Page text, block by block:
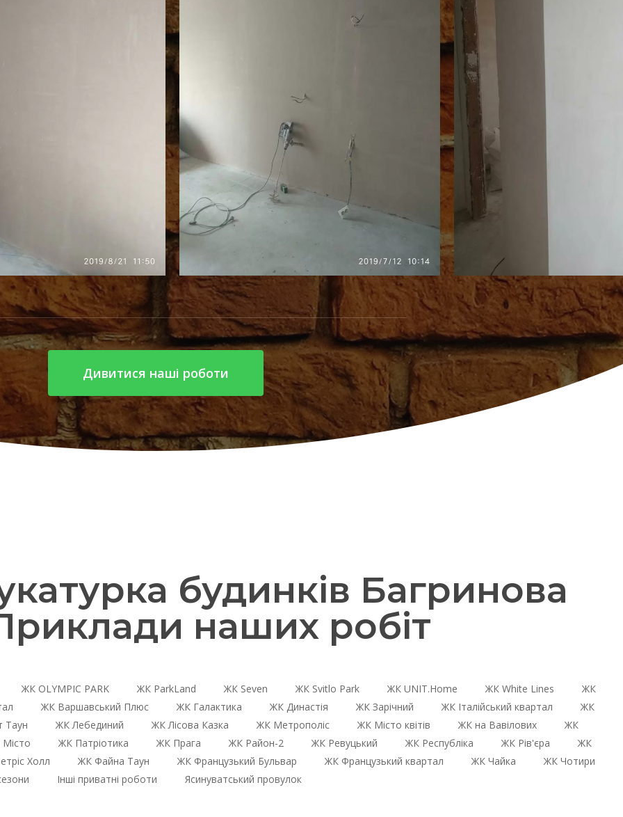
Дивитися наші роботи
будинків Багринова
наших робіт
ЖК OLYMPIC PARK ЖК ParkLand ЖК Seven ЖК Svitlo Park ЖК UNIT.Home ЖК White Lines
ЖК
ЖК Варшавський Плюс ЖК Галактика ЖК Династія ЖК Зарічний ЖК Італійський квартал
ЖК
Таун ЖК Лебединий ЖК Лісова Казка ЖК Метрополіс ЖК Місто квітів ЖК на Вавілових
ЖК
ЖК Патріотика ЖК Прага ЖК Район-2 ЖК Ревуцький ЖК Республіка ЖК Рів'єра
ЖК
Холл ЖК Файна Таун ЖК Французький Бульвар ЖК Французький квартал ЖК Чайка
ЖК Чотири
Інші приватні роботи Ясинуватський провулок